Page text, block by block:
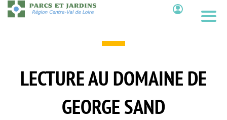
Aller
au
LECTURE AU DOMAINE DE
GEORGE SAND